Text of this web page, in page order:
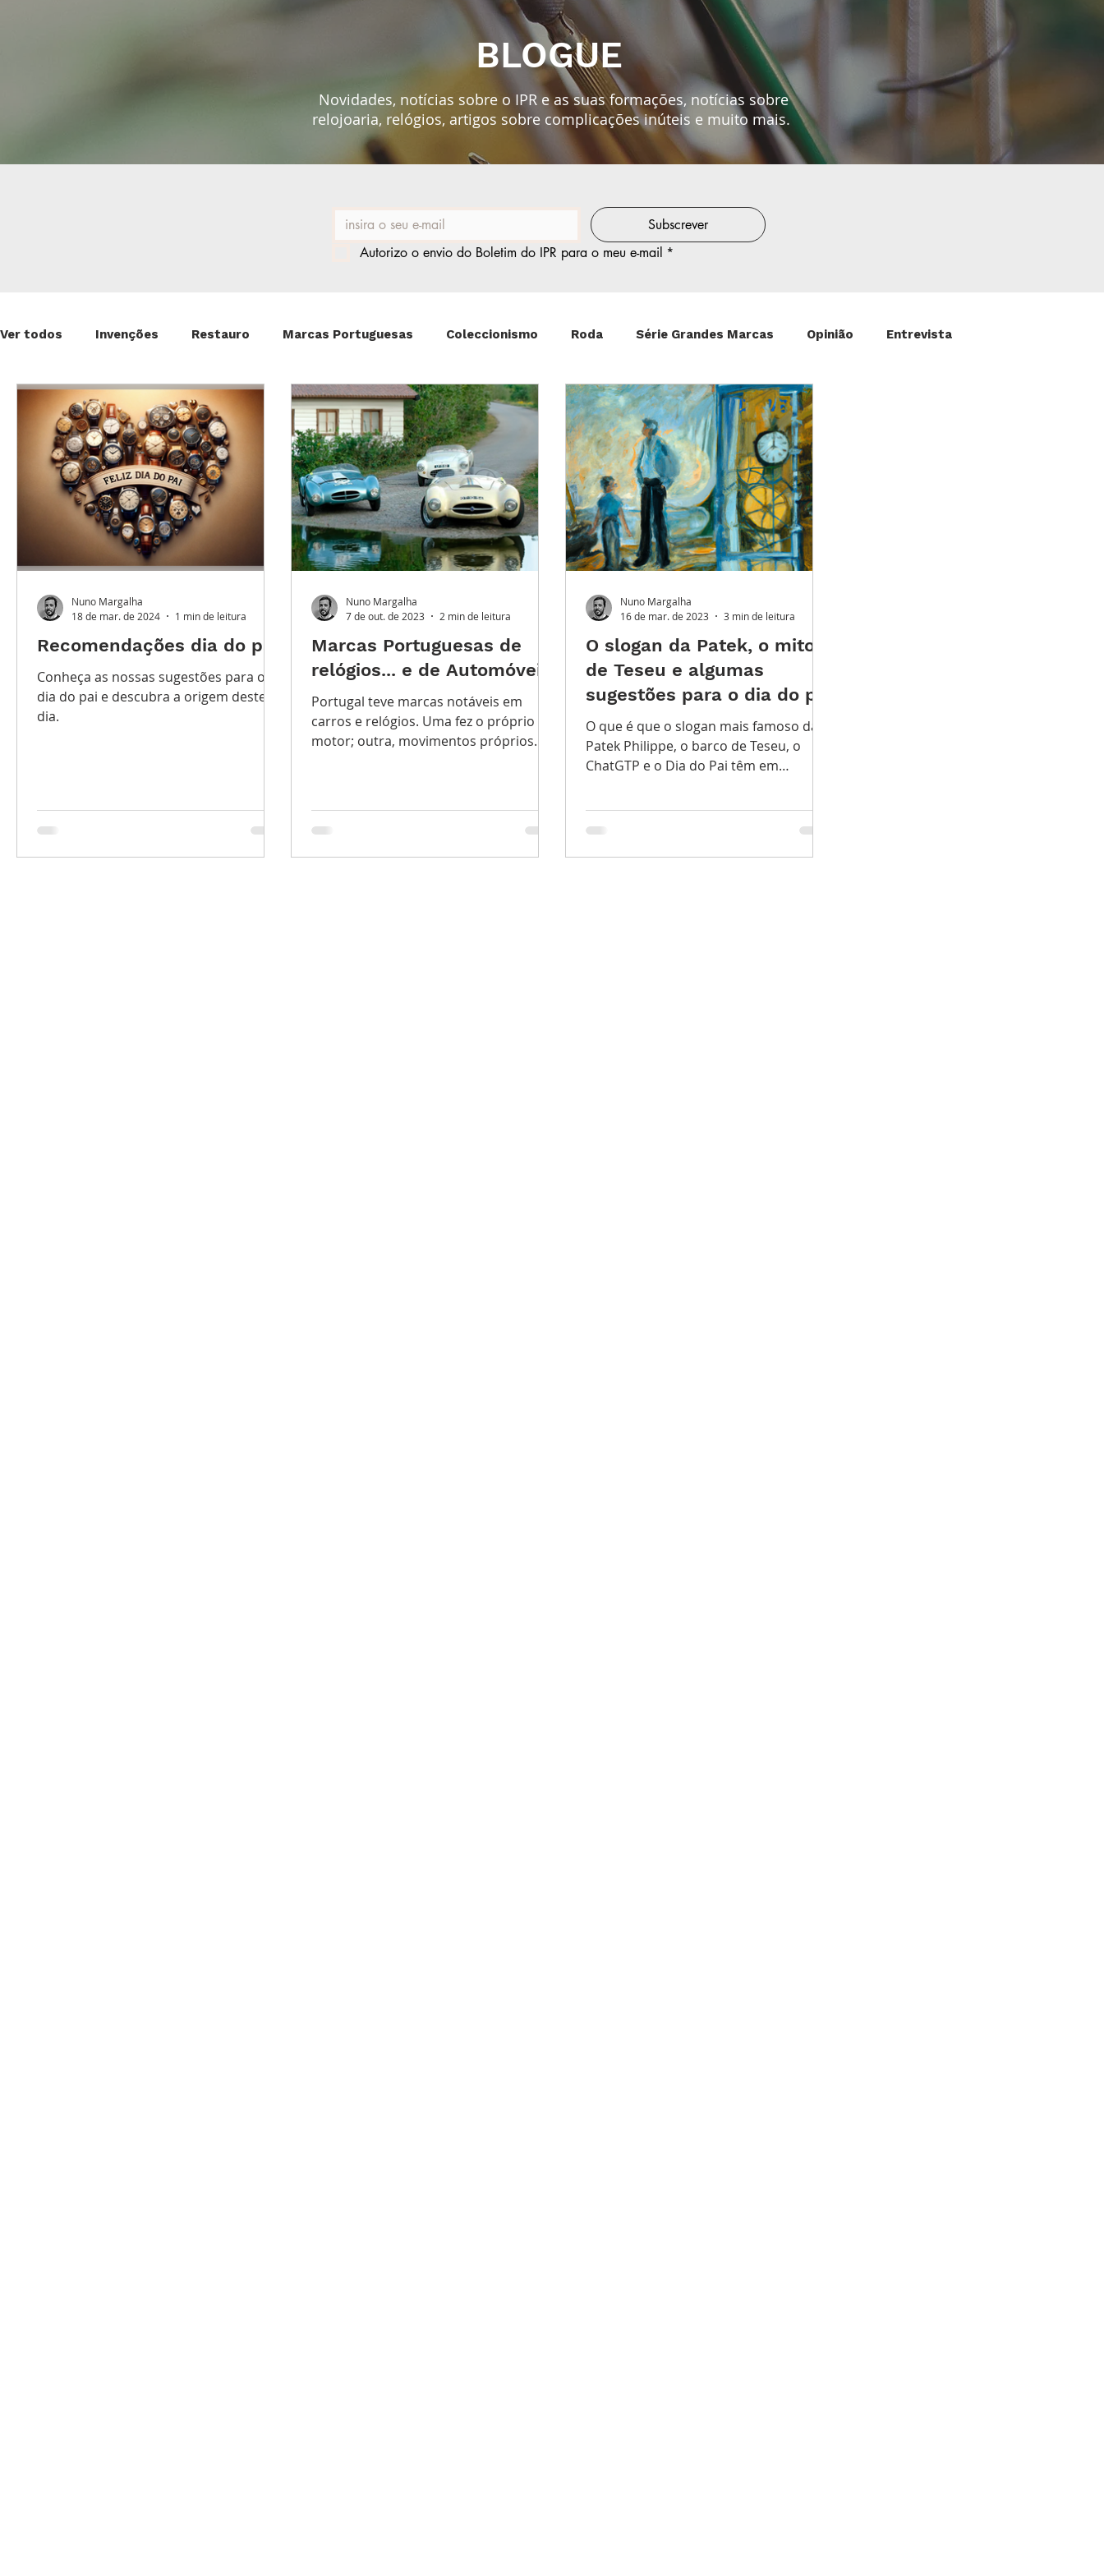
BLOGUE
Novidades, notícias sobre o IPR e as suas formações, notícias sobre
relojoaria, relógios, artigos sobre complicaçõesinúteis e muito mais.
Subscrever
Autorizo o envio do Boletim do IPR para o meu e-mail *
Ver todos Invenções Restauro Marcas Portuguesas Coleccionismo Roda Série Grandes Marcas Opinião Entrevista
Destaque Principal Série Solares Série Grandes Complicações Leilões Conhecimento Relojoeiro Grandes Relojoeiros
Watches and Wonders 2025 LES TUGAS TEMPO FUTURO O Inventário
Recomendações dia do pai
Conheça as nossas sugestões para o
dia do pai e descubra a origem deste
dia.
Nuno Margalha
18 de mar. de 2024
1 min de leitura
Marcas Portuguesas de
relógios... e de Automóveis
Portugal teve marcas notáveis em
carros e relógios. Uma fez o próprio
motor; outra, movimentos próprios.
Nuno Margalha
7 de out. de 2023
2 min de leitura
O slogan da Patek, o mito
de Teseu e algumas
sugestões para o dia do pai
O que é que o slogan mais famoso da
Patek Philippe, o barco de Teseu, o
ChatGTP e o Dia do Pai têm em
Nuno Margalha
16 de mar. de 2023
3 min de leitura